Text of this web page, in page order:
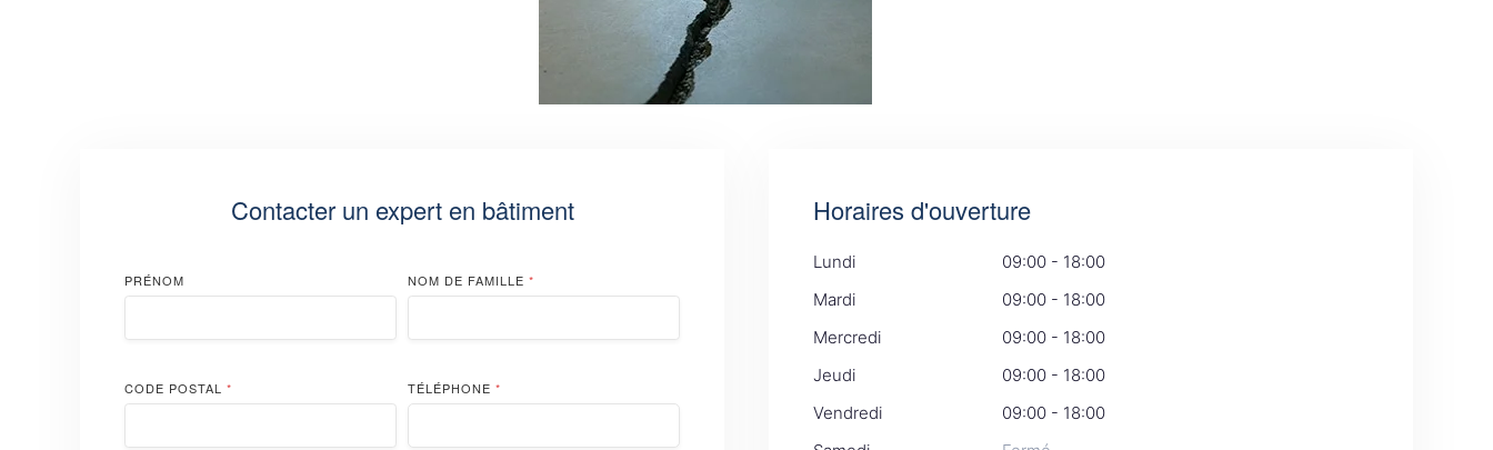
Contacter un expert en bâtiment
PRÉNOM NOM DE FAMILLE *
CODE POSTAL * TÉLÉPHONE *
Horaires d'ouverture
Lundi
09:00 - 18:00
Mardi
09:00 - 18:00
Mercredi
09:00 - 18:00
Jeudi
09:00 - 18:00
Vendredi
09:00 - 18:00